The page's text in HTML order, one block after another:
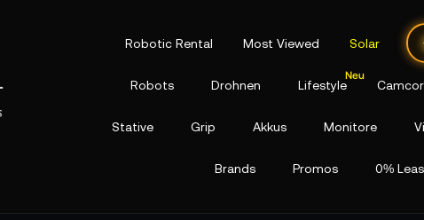
Robotic Rental Most Viewed Solar
Robots Drohnen Lifestyle
Stative Grip Akkus Monitore
Brands Promos 0%